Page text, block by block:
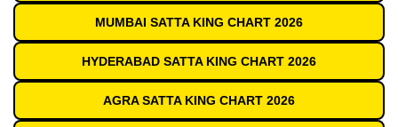
MUMBAI SATTA KING CHART 2026
HYDERABAD SATTA KING CHART 2026
AGRA SATTA KING CHART 2026